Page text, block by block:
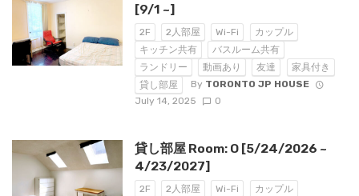
[9/1 ~]
2F 2人部屋 Wi-Fi
カップル
キッチン共有
バスルーム共有
ランドリー
動画あり 友達
家具付き
貸し部屋
By TORONTO JP HOUSE
July 14, 2025
0
貸し部屋 Room: O [5/24/2026 ~
4/23/2027]
2F 2人部屋 Wi-Fi
カップル